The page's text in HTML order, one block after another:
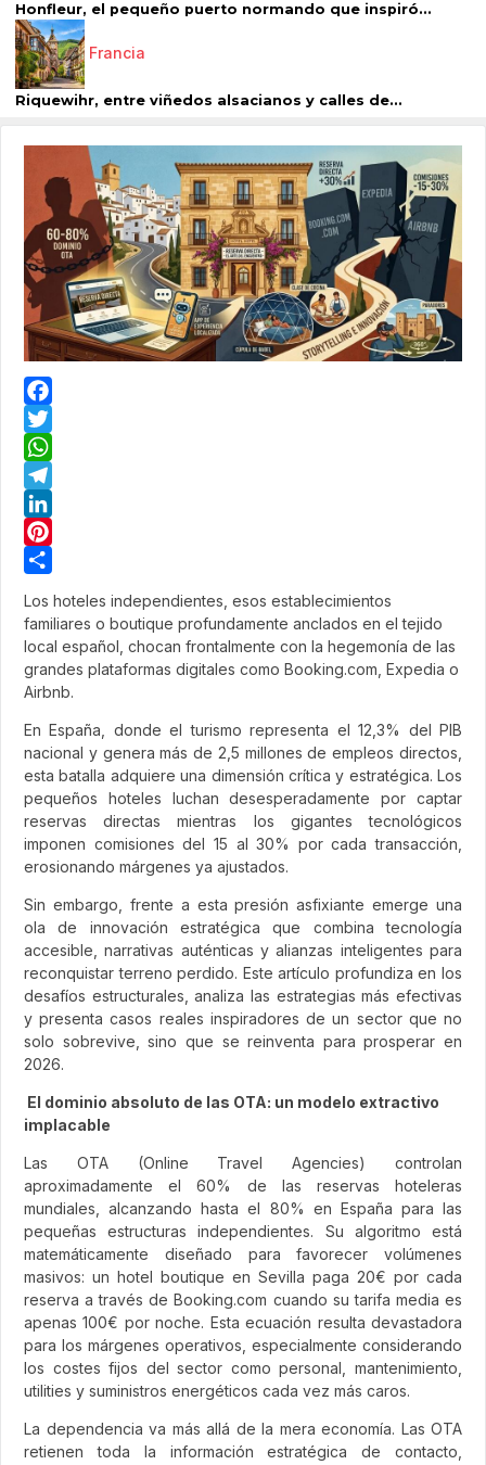
Honfleur, el pequeño puerto normando que inspiró...
Francia
Riquewihr, entre viñedos alsacianos y calles de...
Facebook
Twitter
WhatsApp
Telegram
LinkedIn
Pinterest
Los hoteles independientes, esos establecimientos
familiares o boutique profundamente anclados en el tejido
local español, chocan frontalmente con la hegemonía de las
grandes plataformas digitales como Booking.com, Expedia o
Airbnb.
En España, donde el turismo representa el 12,3% del PIB
nacional y genera más de 2,5 millones de empleos directos,
esta batalla adquiere una dimensión crítica y estratégica. Los
pequeños hoteles luchan desesperadamente por captar
reservas directas mientras los gigantes tecnológicos
imponen comisiones del 15 al 30% por cada transacción,
erosionando márgenes ya ajustados.
Sin embargo, frente a esta presión asfixiante emerge una
ola de innovación estratégica que combina tecnología
accesible, narrativas auténticas y alianzas inteligentes para
reconquistar terreno perdido. Este artículo profundiza en los
desafíos estructurales, analiza las estrategias más efectivas
y presenta casos reales inspiradores de un sector que no
solo sobrevive, sino que se reinventa para prosperar en
2026.
El dominio absoluto de las OTA: un modelo extractivo
implacable
Las OTA (Online Travel Agencies) controlan
aproximadamente el 60% de las reservas hoteleras
mundiales, alcanzando hasta el 80% en España para las
pequeñas estructuras independientes. Su algoritmo está
matemáticamente diseñado para favorecer volúmenes
masivos: un hotel boutique en Sevilla paga 20€ por cada
reserva a través de Booking.com cuando su tarifa media es
apenas 100€ por noche. Esta ecuación resulta devastadora
para los márgenes operativos, especialmente considerando
los costes fijos del sector como personal, mantenimiento,
utilities y suministros energéticos cada vez más caros.
La dependencia va más allá de la mera economía. Las OTA
retienen toda la información estratégica de contacto,